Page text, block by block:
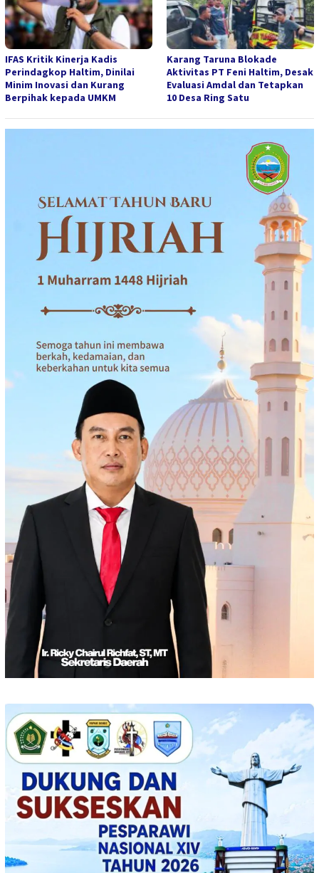
IFAS Kritik Kinerja Kadis
Perindagkop Haltim, Dinilai
Minim Inovasi dan Kurang
Berpihak kepada UMKM
Karang Taruna Blokade
Aktivitas PT Feni Haltim, Desak
Evaluasi Amdal dan Tetapkan
10 Desa Ring Satu